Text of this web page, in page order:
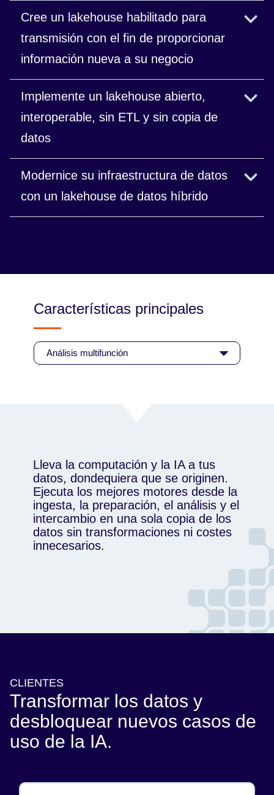
Cree un lakehouse habilitado para
transmisión con el fin de proporcionar
información nueva a su negocio
Conecte fuentes de transmisión para tomar
decisiones casi en tiempo real.
Implemente un lakehouse abierto,
interoperable, sin ETL y sin copia de
datos
Comparta datos de forma fácil y segura dentro de
diferentes unidades de negocio y socios sin
necesidad de copiarlos.
Modernice su infraestructura de datos
con un lakehouse de datos híbrido
Características principales
Lleva la computación y la IA a tus
datos, dondequiera que se originen.
Ejecuta los mejores motores desde la
ingesta, la preparación, el análisis y el
intercambio en una sola copia de los
datos sin transformaciones ni costes
innecesarios.
CLIENTES
Transformar los datos y
desbloquear nuevos casos de
uso de la IA.